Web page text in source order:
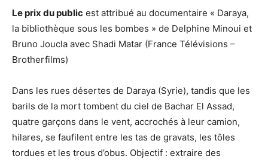
Le prix du public est attribué au documentaire « Daraya,
la bibliothèque sous les bombes » de Delphine Minoui et
Bruno Joucla avec Shadi Matar (France Télévisions –
Brotherfilms)
Dans les rues désertes de Daraya (Syrie), tandis que les
barils de la mort tombent du ciel de Bachar El Assad,
quatre garçons dans le vent, accrochés à leur camion,
hilares, se faufilent entre les tas de gravats, les tôles
tordues et les trous d’obus. Objectif : extraire des